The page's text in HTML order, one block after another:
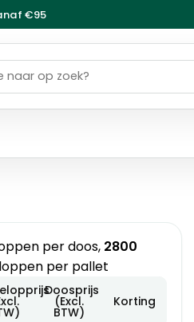
€95
per doos, 2800
per pallet
Doosprijs
(Excl.
BTW)
Korting